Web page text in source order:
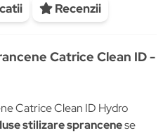
Recenzii
Catrice Clean ID -
Catrice Clean ID Hydro
stilizare sprancenese